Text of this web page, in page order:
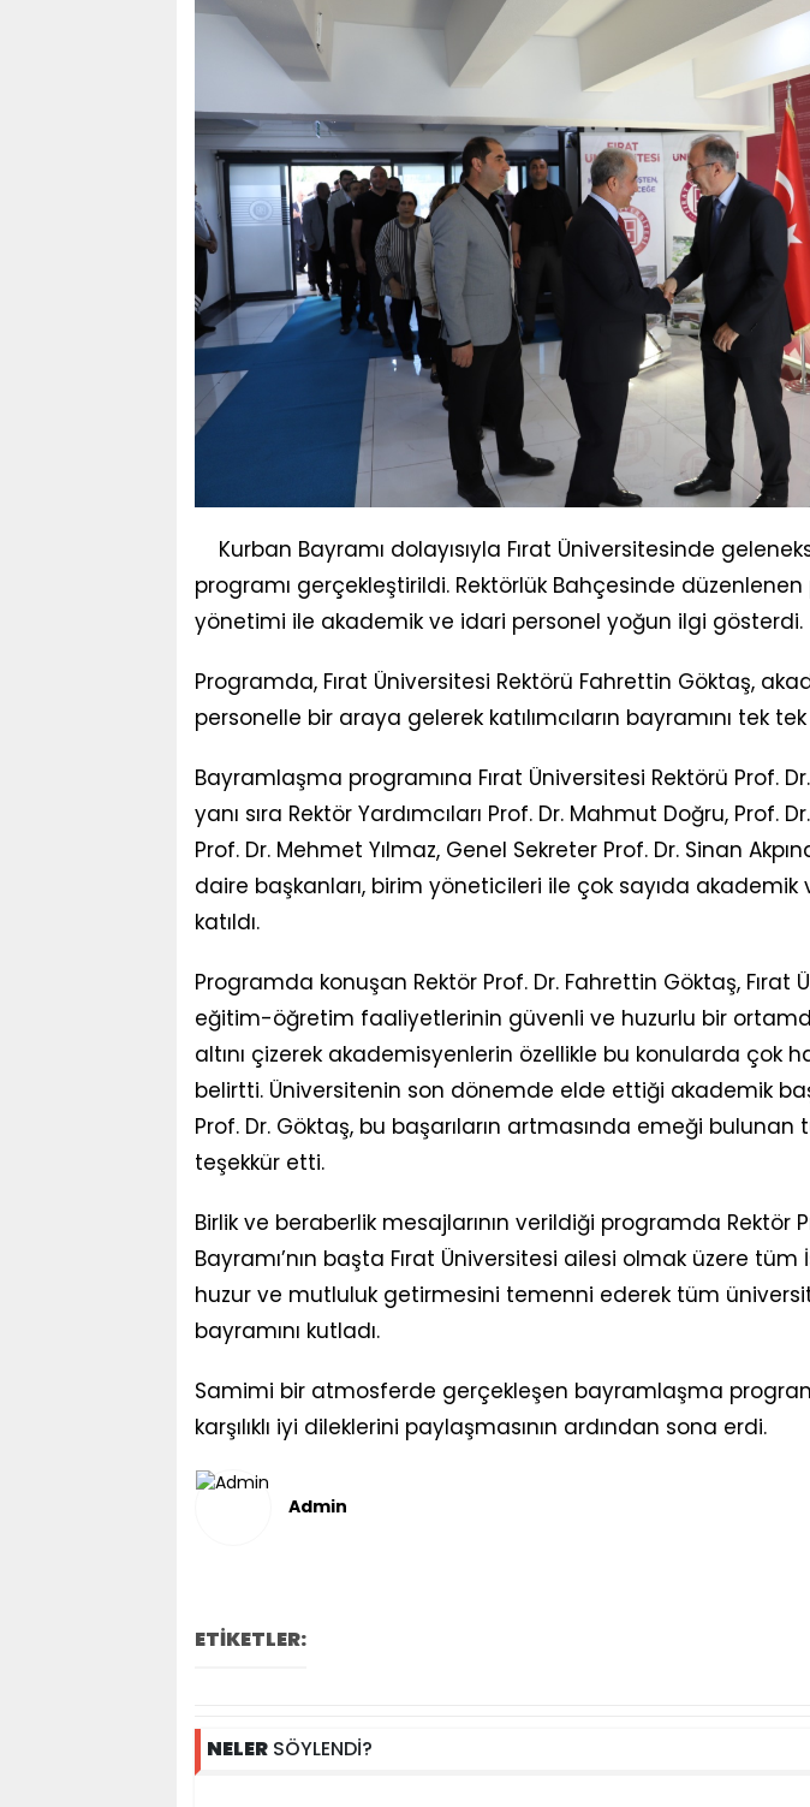
Kurban Bayramı dolayısıyla Fırat Üniversitesinde
programı gerçekleştirildi. Rektörlük Bahçesinde
yönetimi ile akademik ve idari personel yoğun ilgi gösterdi.
Programda, Fırat Üniversitesi Rektörü Fahrettin Göktaş,
personelle bir araya gelerek katılımcıların bayramını tek
Bayramlaşma programına Fırat Üniversitesi Rektörü Prof.
yanı sıra Rektör Yardımcıları Prof. Dr. Mahmut Doğru, Prof.
Prof. Dr. Mehmet Yılmaz, Genel Sekreter Prof. Dr. Sinan
daire başkanları, birim yöneticileri ile çok sayıda akademik
katıldı.
Programda konuşan Rektör Prof. Dr. Fahrettin Göktaş, Fırat
eğitim-öğretim faaliyetlerinin güvenli ve huzurlu bir
altını çizerek akademisyenlerin özellikle bu konularda çok
belirtti. Üniversitenin son dönemde elde ettiği akademik
Prof. Dr. Göktaş, bu başarıların artmasında emeği
teşekkür etti.
Birlik ve beraberlik mesajlarının verildiği programda Rektör
Bayramı’nın başta Fırat Üniversitesi ailesi olmak üzere tüm
huzur ve mutluluk getirmesini temenni ederek tüm
bayramını kutladı.
Samimi bir atmosferde gerçekleşen bayramlaşma
karşılıklı iyi dileklerini paylaşmasının ardından sona erdi.
Admin
ETİKETLER:
NELER SÖYLENDİ?